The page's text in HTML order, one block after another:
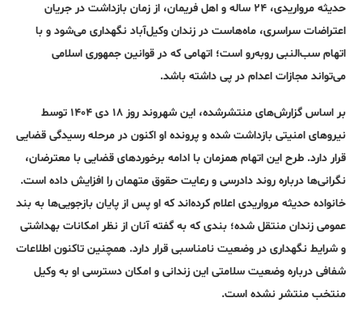
حدیثه مرواریدی، ۲۴ ساله و اهل فریمان، از زمان بازداشت در جریان
اعتراضات سراسری، ماه‌هاست در زندان وکیل‌آباد نگهداری می‌شود و با
اتهام سب‌النبی روبه‌رو است؛ اتهامی که در قوانین جمهوری اسلامی
می‌تواند مجازات اعدام در پی داشته باشد.
بر اساس گزارش‌های منتشرشده، این شهروند روز ۱۸ دی ۱۴۰۴ توسط
نیروهای امنیتی بازداشت شده و پرونده او اکنون در مرحله رسیدگی قضایی
قرار دارد. طرح این اتهام همزمان با ادامه برخوردهای قضایی با معترضان،
نگرانی‌ها درباره روند دادرسی و رعایت حقوق متهمان را افزایش داده است.
خانواده حدیثه مرواریدی اعلام کرده‌اند که او پس از پایان بازجویی‌ها به بند
عمومی زندان منتقل شده؛ بندی که به گفته آنان از نظر امکانات بهداشتی
و شرایط نگهداری در وضعیت نامناسبی قرار دارد. همچنین تاکنون اطلاعات
شفافی درباره وضعیت سلامتی این زندانی و امکان دسترسی او به وکیل
منتخب منتشر نشده است.